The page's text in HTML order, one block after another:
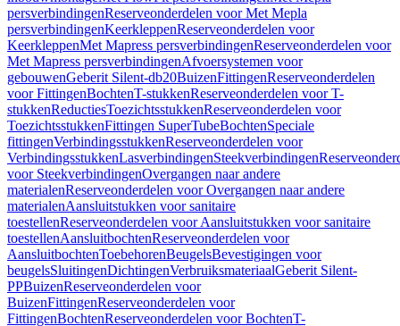
persverbindingenReserveonderdelen voor Met Mepla
persverbindingenKeerkleppenReserveonderdelen voor
KeerkleppenMet Mapress persverbindingenReserveonderdelen voor
Met Mapress persverbindingenAfvoersystemen voor
gebouwenGeberit Silent-db20BuizenFittingenReserveonderdelen
voor FittingenBochtenT-stukkenReserveonderdelen voor T-
stukkenReductiesToezichtsstukkenReserveonderdelen voor
ToezichtsstukkenFittingen SuperTubeBochtenSpeciale
fittingenVerbindingsstukkenReserveonderdelen voor
VerbindingsstukkenLasverbindingenSteekverbindingen
voor SteekverbindingenOvergangen naar andere
materialenReserveonderdelen voor Overgangen naar andere
materialenAansluitstukken voor sanitaire
toestellenReserveonderdelen voor Aansluitstukken voor sanitaire
toestellenAansluitbochtenReserveonderdelen voor
AansluitbochtenToebehorenBeugelsBevestigingen voor
beugelsSluitingenDichtingenVerbruiksmateriaalGeberit Silent-
PPBuizenReserveonderdelen voor
BuizenFittingenReserveonderdelen voor
FittingenBochtenReserveonderdelen voor BochtenT-